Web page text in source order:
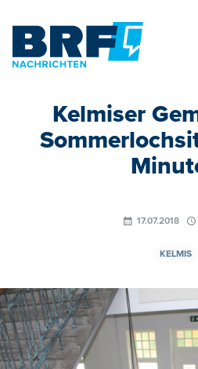
Kelmiser
17.07.2018
KELMIS